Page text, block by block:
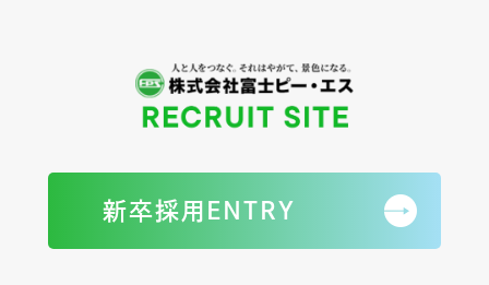
新卒採用ENTRY